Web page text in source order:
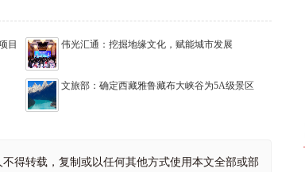
目
伟光汇通：挖掘地缘文化，赋能城市发展
文旅部：确定西藏雅鲁藏布大峡谷为5A级景区
得转载，复制或以任何其他方式使用本文全部或部